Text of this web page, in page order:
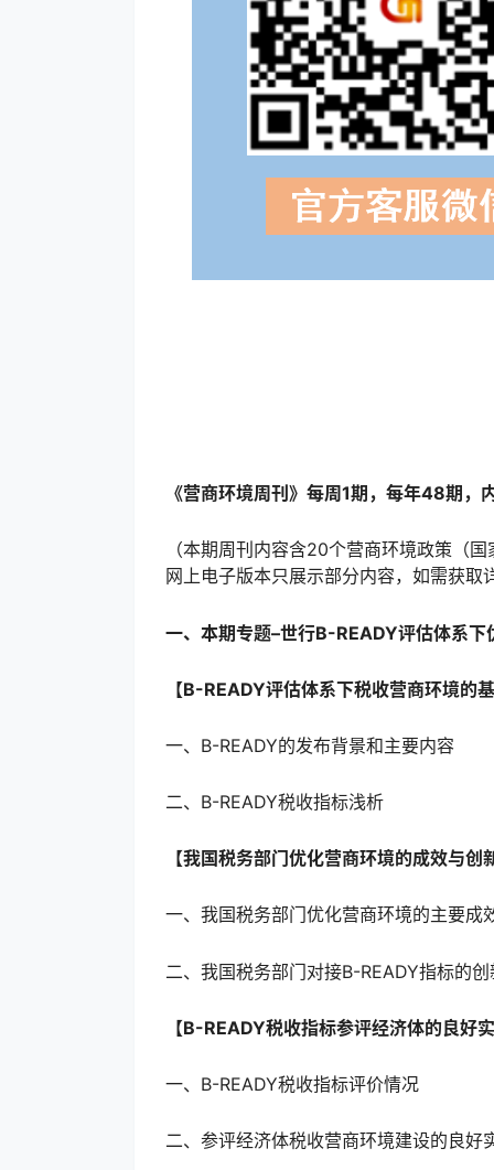
《营商环境周刊》每周1期，每年48期
（本期周刊内容含20个营商环境政策（
网上电子版本只展示部分内容，如需获取
一、本期专题–世行B-READY评估体系下
【B-READY评估体系下税收营商环境的
一、B-READY的发布背景和主要内容
二、B-READY税收指标浅析
【我国税务部门优化营商环境的成效与创
一、我国税务部门优化营商环境的主要成
二、我国税务部门对接B-READY指标的
【B-READY税收指标参评经济体的良好
一、B-READY税收指标评价情况
二、参评经济体税收营商环境建设的良好